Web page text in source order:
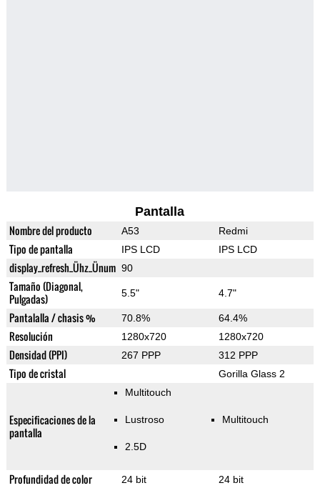
Pantalla
Nombre del producto A53 Redmi
Tipo de pantalla IPS LCD IPS LCD
display_refresh_Ühz_Ünum 90
Tamaño (Diagonal,
Pulgadas)
5.5" 4.7"
Pantalalla / chasis % 70.8% 64.4%
Resolución 1280x720 1280x720
Densidad (PPI) 267 PPP 312 PPP
Tipo de cristal Gorilla Glass 2
Especificaciones de la
pantalla
Multitouch
Lustroso
2.5D
Multitouch
Profundidad de color 24 bit 24 bit